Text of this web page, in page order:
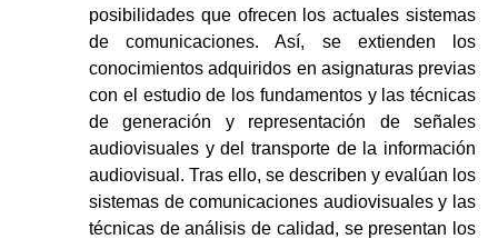
posibilidades que ofrecen los actuales sistemas
de comunicaciones. Así, se extienden los
conocimientos adquiridos en asignaturas previas
con el estudio de los fundamentos y las técnicas
de generación y representación de señales
audiovisuales y del transporte de la información
audiovisual. Tras ello, se describen y evalúan los
sistemas de comunicaciones audiovisuales y las
técnicas de análisis de calidad, se presentan los